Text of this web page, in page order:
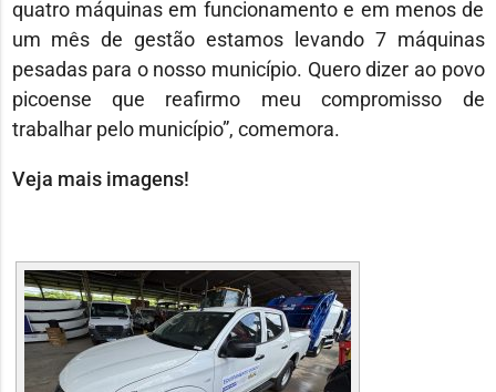
quatro máquinas em funcionamento e em menos de
um mês de gestão estamos levando 7 máquinas
pesadas para o nosso município. Quero dizer ao povo
picoense que reafirmo meu compromisso de
trabalhar pelo município”, comemora.
Veja mais imagens!